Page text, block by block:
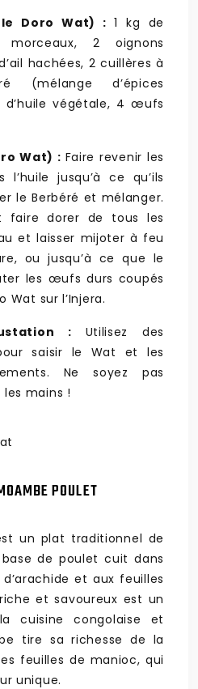
le Doro Wat) :1 kg de
2 oignons
hachées, 2 cuillères à
(mélange d’épices
d’huile végétale, 4 œufs
Wat) : Faire revenir les
jusqu’à ce qu’ils
le Berbéré et mélanger.
faire dorer de tous les
et laisser mijoter à feu
ou jusqu’à ce que le
les œufs durs coupés
Wat sur l’Injera.
: Utilisez des
saisir le Wat et les
Ne soyez pas
mains !
POULET
un plat traditionnel de
de poulet cuit dans
et aux feuilles
et savoureux est un
cuisine congolaise et
tire sa richesse de la
feuilles de manioc, qui
unique.